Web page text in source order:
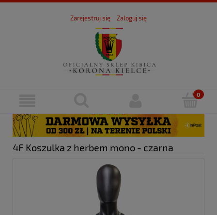
Zarejestruj się Zaloguj się
4F Koszulka z herbem mono - czarna